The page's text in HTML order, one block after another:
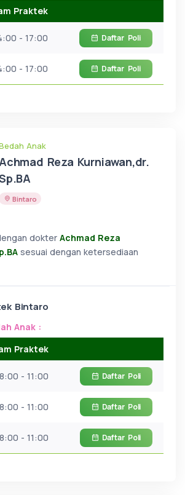
Praktek
- 17:00 Daftar Poli
- 17:00 Daftar Poli
Anak
Achmad Reza Kurniawan,dr.
Bintaro
dokter Achmad Reza
sesuai dengan ketersediaan
Bintaro
Anak :
Praktek
- 11:00 Daftar Poli
- 11:00 Daftar Poli
- 11:00 Daftar Poli